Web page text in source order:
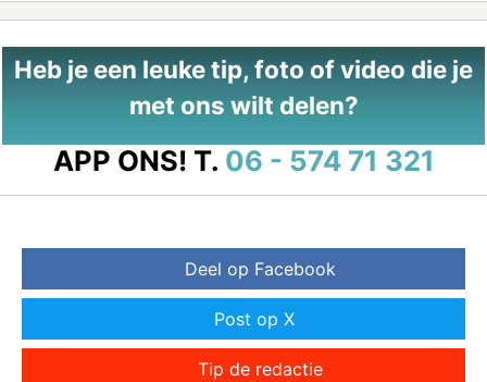
Heb je een leuke tip, foto of video die je
met ons wilt delen?
APP ONS! T. 06 - 574 71 321
Deel op Facebook
Post op X
Tip de redactie